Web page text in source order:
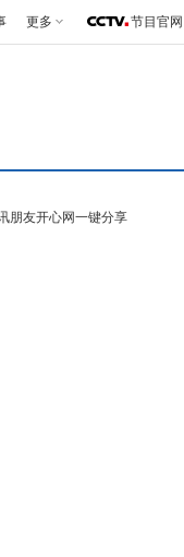
更多 节目官网
朋友开心网一键分享